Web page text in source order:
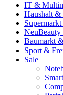
IT &
Haushalt &
NeuBeauty
Baumarkt
Sport &
Sale